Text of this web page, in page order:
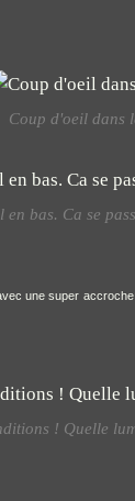
Coup d'oeil dans
en bas. Ca se
une super
! Quelle